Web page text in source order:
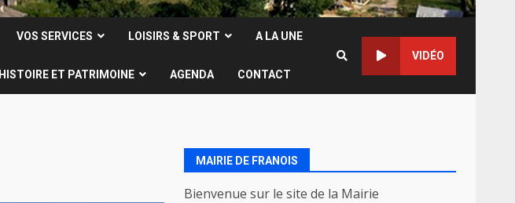
VOS SERVICES LOISIRS & SPORT A LA UNE
HISTOIRE ET PATRIMOINE AGENDA CONTACT
VIDÉO
MAIRIE DE FRANOIS
Bienvenue sur le site de la Mairie